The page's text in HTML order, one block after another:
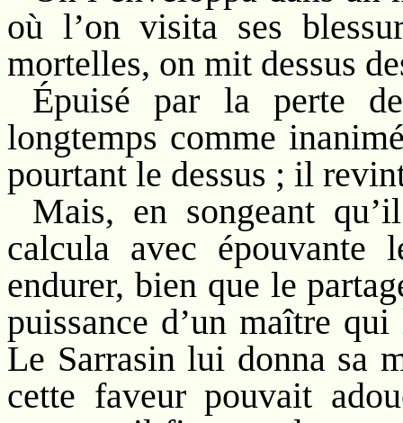
où l’on visita ses
mortelles, on mit dessus
Épuisé par la perte
longtemps comme
pourtant le dessus ; il
Mais, en songeant
calcula avec épouvante
endurer, bien que le
puissance d’un maître
Le Sarrasin lui donna sa
cette faveur pouvait